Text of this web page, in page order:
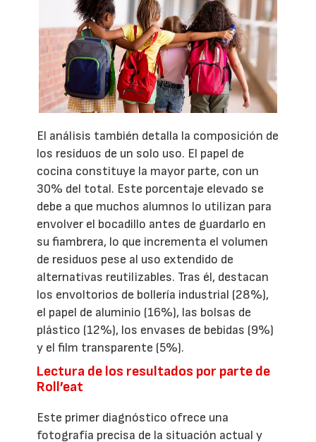
El análisis también detalla la composición de
los residuos de un solo uso. El papel de
cocina constituye la mayor parte, con un
30% del total. Este porcentaje elevado se
debe a que muchos alumnos lo utilizan para
envolver el bocadillo antes de guardarlo en
su fiambrera, lo que incrementa el volumen
de residuos pese al uso extendido de
alternativas reutilizables. Tras él, destacan
los envoltorios de bollería industrial (28%),
el papel de aluminio (16%), las bolsas de
plástico (12%), los envases de bebidas (9%)
y el film transparente (5%).
Lectura de los resultados por parte de
Roll’eat
Este primer diagnóstico ofrece una
fotografía precisa de la situación actual y